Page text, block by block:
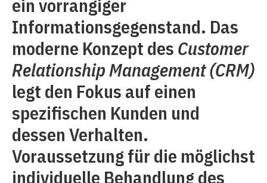
ein vorrangiger
Informationsgegenstand. Das
moderne Konzept des Customer
Relationship Management (CRM)
legt den Fokus auf einen
spezifischen Kunden und
dessen Verhalten.
Voraussetzung für die möglichst
individuelle Behandlung des